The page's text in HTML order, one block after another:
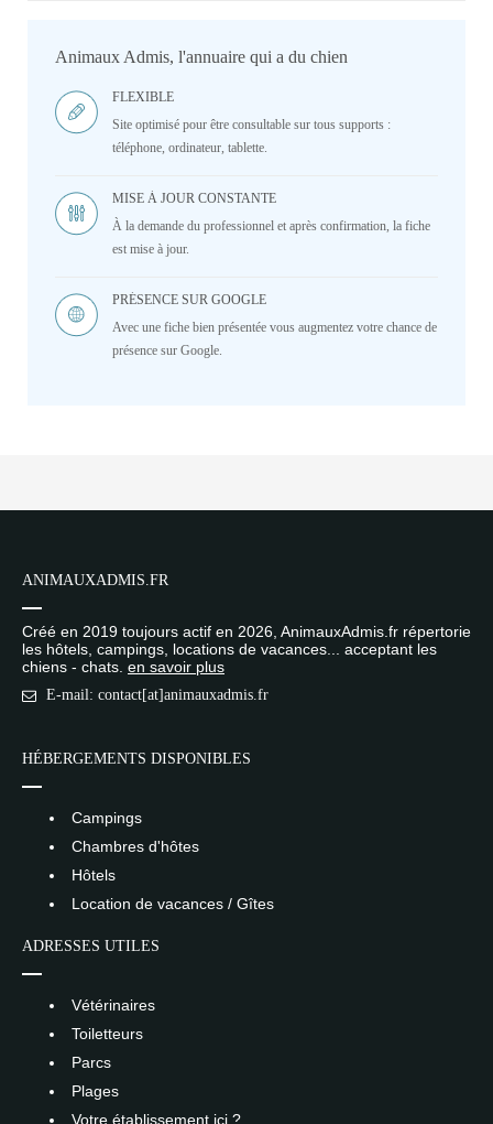
Animaux Admis, l'annuaire qui a du chien
FLEXIBLE
Site optimisé pour être consultable sur tous supports :
téléphone, ordinateur, tablette.
MISE À JOUR CONSTANTE
À la demande du professionnel et après confirmation, la fiche
est mise à jour.
PRÉSENCE SUR GOOGLE
Avec une fiche bien présentée vous augmentez votre chance de
présence sur Google.
ANIMAUXADMIS.FR
Créé en 2019 toujours actif en 2026, AnimauxAdmis.fr répertorie
les hôtels, campings, locations de vacances... acceptant les
chiens - chats. en savoir plus
E-mail: contact[at]animauxadmis.fr
HÉBERGEMENTS DISPONIBLES
Campings
Chambres d'hôtes
Hôtels
Location de vacances / Gîtes
ADRESSES UTILES
Vétérinaires
Toiletteurs
Parcs
Plages
Votre établissement ici ?